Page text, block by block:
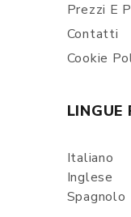
Prezzi E
Contatti
Cookie
LINGUE
Italiano
Inglese
Spagnolo